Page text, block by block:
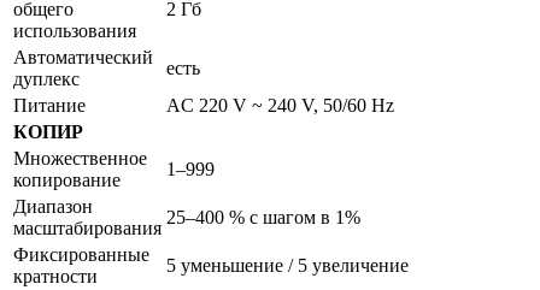
общего
использования
2 Гб
Автоматический
дуплекс
есть
Питание
AC 220 V ~ 240 V, 50/60 Hz
КОПИР
Множественное
копирование
1–999
Диапазон
масштабирования
25–400 % с шагом в 1%
Фиксированные
кратности
5 уменьшение / 5 увеличение